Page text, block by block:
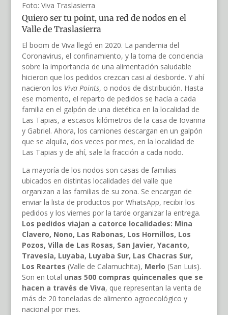
Foto: Viva Traslasierra
Quiero ser tu point, una red de nodos en el
Valle de Traslasierra
El boom de Viva llegó en 2020. La pandemia del
Coronavirus, el confinamiento, y la toma de conciencia
sobre la importancia de una alimentación saludable
hicieron que los pedidos crezcan casi al desborde. Y ahí
nacieron los Viva Points, o nodos de distribución. Hasta
ese momento, el reparto de pedidos se hacía a cada
familia en el galpón de una dietética en la localidad de
Las Tapias, a escasos kilómetros de la casa de Iovanna
y Gabriel. Ahora, los camiones descargan en un galpón
que se alquila, dos veces por mes, en la localidad de
Las Tapias y de ahí, sale la fracción a cada nodo.
La mayoría de los nodos son casas de familias
ubicados en distintas localidades del valle que
organizan a las familias de su zona. Se encargan de
enviar la lista de productos por WhatsApp, recibir los
pedidos y los viernes por la tarde organizar la entrega.
Los pedidos viajan a catorce localidades: Mina
Clavero, Nono, Las Rabonas, Los Hornillos, Los
Pozos, Villa de Las Rosas, San Javier, Yacanto,
Travesía, Luyaba, Luyaba Sur, Las Chacras Sur,
Los Reartes (Valle de Calamuchita), Merlo (San Luis).
Son en total unas 500 compras quincenales que se
hacen a través de Viva, que representan la venta de
más de 20 toneladas de alimento agroecológico y
nacional por mes.